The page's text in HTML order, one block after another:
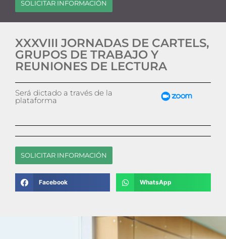
SOLICITAR INFORMACIÓN
XXXVIII JORNADAS DE CARTELS,
GRUPOS DE TRABAJO Y
REUNIONES DE LECTURA
Será dictado a través de la
plataforma
SOLICITAR INFORMACIÓN
Facebook WhatsApp